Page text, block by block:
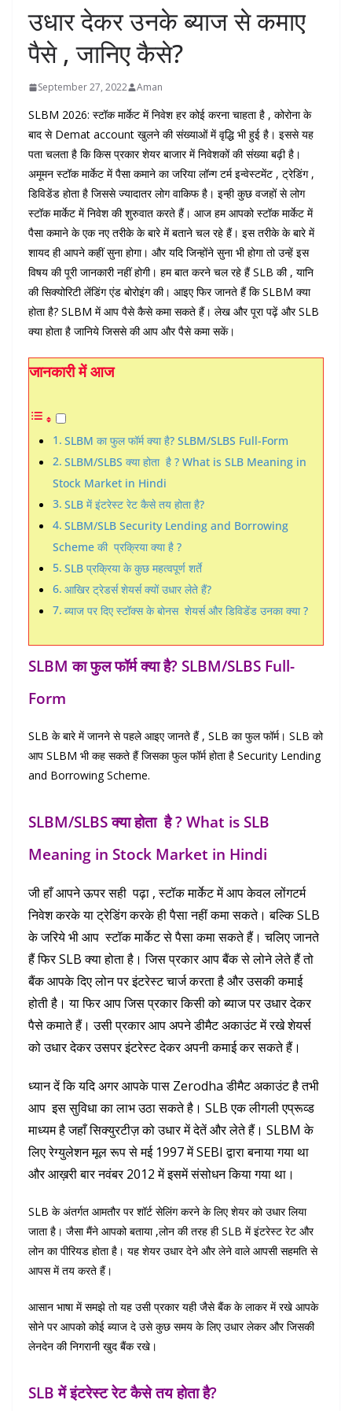
उधार देकर उनके ब्याज से कमाए
पैसे , जानिए कैसे?
September 27, 2022 Aman
SLBM 2026: स्टॉक मार्केट में निवेश हर कोई करना चाहता है , कोरोना के
बाद से Demat account खुलने की संख्याओं में वृद्धि भी हुई है। इससे यह
पता चलता है कि किस प्रकार शेयर बाजार में निवेशकों की संख्या बढ़ी है।
अमूमन स्टॉक मार्केट में पैसा कमाने का जरिया लॉन्ग टर्म इन्वेस्टमेंट , ट्रेडिंग ,
डिविडेंड होता है जिससे ज्यादातर लोग वाकिफ है। इन्ही कुछ वजहों से लोग
स्टॉक मार्केट में निवेश की शुरुवात करते हैं। आज हम आपको स्टॉक मार्केट में
पैसा कमाने के एक नए तरीके के बारे में बताने चल रहे हैं। इस तरीके के बारे में
शायद ही आपने कहीं सुना होगा। और यदि जिन्होंने सुना भी होगा तो उन्हें इस
विषय की पूरी जानकारी नहीं होगी। हम बात करने चल रहे हैं SLB की , यानि
की सिक्योरिटी लेंडिंग एंड बोरोइंग की। आइए फिर जानते हैं कि SLBM क्या
होता है? SLBM में आप पैसे कैसे कमा सकते हैं। लेख और पूरा पढ़ें और SLB
क्या होता है जानिये जिससे की आप और पैसे कमा सकें।
जानकारी में आज
SLBM का फुल फॉर्म क्या है? SLBM/SLBS Full-Form
SLBM/SLBS क्या होता है ? What is SLB Meaning in
Stock Market in Hindi
SLB में इंटरेस्ट रेट कैसे तय होता है?
SLBM/SLB Security Lending and Borrowing
Scheme की प्रक्रिया क्या है ?
SLB प्रक्रिया के कुछ महत्वपूर्ण शर्ते
आखिर ट्रेडर्स शेयर्स क्यों उधार लेते हैं?
ब्याज पर दिए स्टॉक्स के बोनस शेयर्स और डिविडेंड उनका क्या ?
SLBM का फुल फॉर्म क्या है? SLBM/SLBS Full-
Form
SLB के बारे में जानने से पहले आइए जानते हैं , SLB का फुल फॉर्म। SLB को
आप SLBM भी कह सकते हैं जिसका फुल फॉर्म होता है Security Lending
and Borrowing Scheme.
SLBM/SLBS क्या होता है ? What is SLB
Meaning in Stock Market in Hindi
जी हाँ आपने ऊपर सही पढ़ा , स्टॉक मार्केट में आप केवल लोंगटर्म
निवेश करके या ट्रेडिंग करके ही पैसा नहीं कमा सकते। बल्कि SLB
के जरिये भी आप स्टॉक मार्केट से पैसा कमा सकते हैं। चलिए जानते
हैं फिर SLB क्या होता है। जिस प्रकार आप बैंक से लोने लेते हैं तो
बैंक आपके दिए लोन पर इंटरेस्ट चार्ज करता है और उसकी कमाई
होती है। या फिर आप जिस प्रकार किसी को ब्याज पर उधार देकर
पैसे कमाते हैं। उसी प्रकार आप अपने डीमैट अकाउंट में रखे शेयर्स
को उधार देकर उसपर इंटरेस्ट देकर अपनी कमाई कर सकते हैं।
ध्यान दें कि यदि अगर आपके पास Zerodha डीमैट अकाउंट है तभी
आप इस सुविधा का लाभ उठा सकते है। SLB एक लीगली एप्रूव्ड
माध्यम है जहाँ सिक्युरटीज़ को उधार में देतें और लेते हैं। SLBM के
लिए रेग्युलेशन मूल रूप से मई 1997 में SEBI द्वारा बनाया गया था
और आख़री बार नवंबर 2012 में इसमें संसोधन किया गया था।
SLB के अंतर्गत आमतौर पर शॉर्ट सेलिंग करने के लिए शेयर को उधार लिया
जाता है। जैसा मैंने आपको बताया ,लोन की तरह ही SLB में इंटरेस्ट रेट और
लोन का पीरियड होता है। यह शेयर उधार देने और लेने वाले आपसी सहमति से
आपस में तय करते हैं।
आसान भाषा में समझे तो यह उसी प्रकार यही जैसे बैंक के लाकर में रखे आपके
सोने पर आपको कोई ब्याज दे उसे कुछ समय के लिए उधार लेकर और जिसकी
लेनदेन की निगरानी खुद बैंक रखे।
SLB में इंटरेस्ट रेट कैसे तय होता है?